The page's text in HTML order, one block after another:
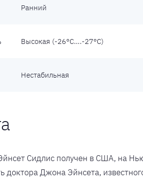
Ранний
Высокая (-26°С….-27°С)
Нестабильная
Сидлис получен в США, на
доктора Джона Эйнсета,